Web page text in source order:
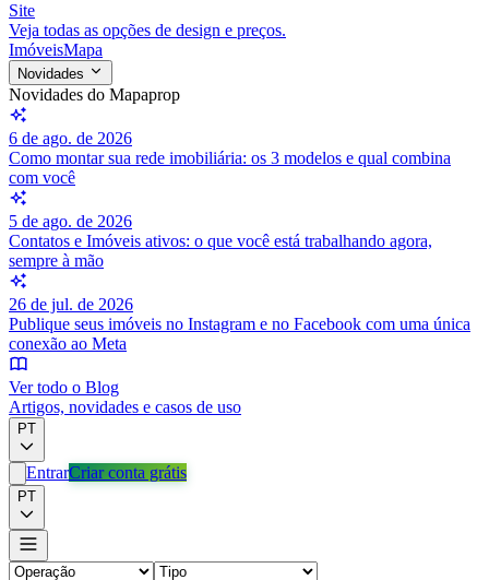
Site
Veja todas as opções de design e preços.
ImóveisMapa
Novidades
Novidades do Mapaprop
6 de ago. de 2026
Como montar sua rede imobiliária: os 3 modelos e qual combina
com você
5 de ago. de 2026
Contatos e Imóveis ativos: o que você está trabalhando agora,
sempre à mão
26 de jul. de 2026
Publique seus imóveis no Instagram e no Facebook com uma única
conexão ao Meta
Ver todo o Blog
Artigos, novidades e casos de uso
PT
EntrarCriar conta grátis
PT